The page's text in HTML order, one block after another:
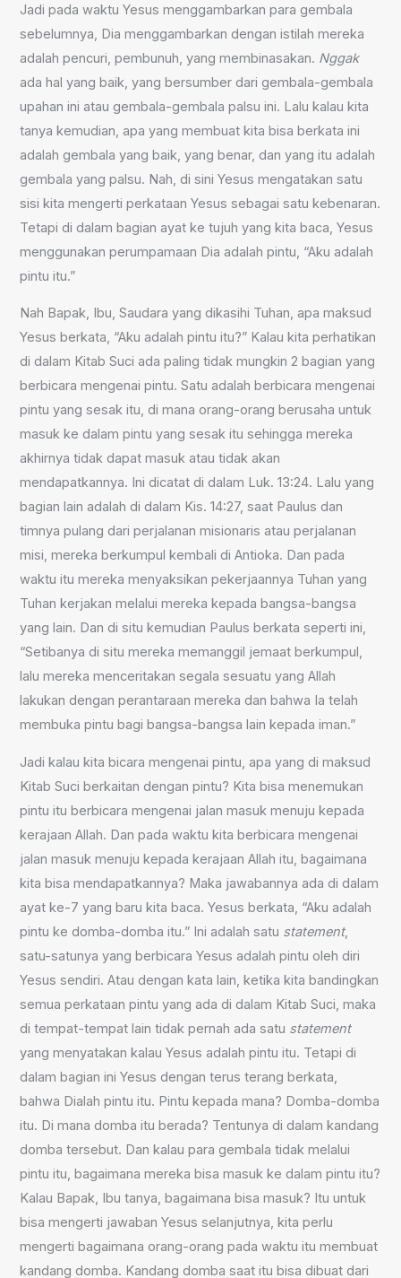
Jadi pada waktu Yesus menggambarkan para gembala
sebelumnya, Dia menggambarkan dengan istilah mereka
adalah pencuri, pembunuh, yang membinasakan. Nggak
ada hal yang baik, yang bersumber dari gembala-gembala
upahan ini atau gembala-gembala palsu ini. Lalu kalau kita
tanya kemudian, apa yang membuat kita bisa berkata ini
adalah gembala yang baik, yang benar, dan yang itu adalah
gembala yang palsu. Nah, di sini Yesus mengatakan satu
sisi kita mengerti perkataan Yesus sebagai satu kebenaran.
Tetapi di dalam bagian ayat ke tujuh yang kita baca, Yesus
menggunakan perumpamaan Dia adalah pintu, “Aku adalah
pintu itu.”
Nah Bapak, Ibu, Saudara yang dikasihi Tuhan, apa maksud
Yesus berkata, “Aku adalah pintu itu?” Kalau kita perhatikan
di dalam Kitab Suci ada paling tidak mungkin 2 bagian yang
berbicara mengenai pintu. Satu adalah berbicara mengenai
pintu yang sesak itu, di mana orang-orang berusaha untuk
masuk ke dalam pintu yang sesak itu sehingga mereka
akhirnya tidak dapat masuk atau tidak akan
mendapatkannya. Ini dicatat di dalam Luk. 13:24. Lalu yang
bagian lain adalah di dalam Kis. 14:27, saat Paulus dan
timnya pulang dari perjalanan misionaris atau perjalanan
misi, mereka berkumpul kembali di Antioka. Dan pada
waktu itu mereka menyaksikan pekerjaannya Tuhan yang
Tuhan kerjakan melalui mereka kepada bangsa-bangsa
yang lain. Dan di situ kemudian Paulus berkata seperti ini,
“Setibanya di situ mereka memanggil jemaat berkumpul,
lalu mereka menceritakan segala sesuatu yang Allah
lakukan dengan perantaraan mereka dan bahwa Ia telah
membuka pintu bagi bangsa-bangsa lain kepada iman.”
Jadi kalau kita bicara mengenai pintu, apa yang di maksud
Kitab Suci berkaitan dengan pintu? Kita bisa menemukan
pintu itu berbicara mengenai jalan masuk menuju kepada
kerajaan Allah. Dan pada waktu kita berbicara mengenai
jalan masuk menuju kepada kerajaan Allah itu, bagaimana
kita bisa mendapatkannya? Maka jawabannya ada di dalam
ayat ke-7 yang baru kita baca. Yesus berkata, “Aku adalah
pintu ke domba-domba itu.” Ini adalah satu statement,
satu-satunya yang berbicara Yesus adalah pintu oleh diri
Yesus sendiri. Atau dengan kata lain, ketika kita bandingkan
semua perkataan pintu yang ada di dalam Kitab Suci, maka
di tempat-tempat lain tidak pernah ada satu statement
yang menyatakan kalau Yesus adalah pintu itu. Tetapi di
dalam bagian ini Yesus dengan terus terang berkata,
bahwa Dialah pintu itu. Pintu kepada mana? Domba-domba
itu. Di mana domba itu berada? Tentunya di dalam kandang
domba tersebut. Dan kalau para gembala tidak melalui
pintu itu, bagaimana mereka bisa masuk ke dalam pintu itu?
Kalau Bapak, Ibu tanya, bagaimana bisa masuk? Itu untuk
bisa mengerti jawaban Yesus selanjutnya, kita perlu
mengerti bagaimana orang-orang pada waktu itu membuat
kandang domba. Kandang domba saat itu bisa dibuat dari